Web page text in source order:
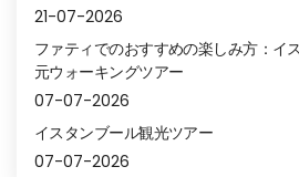
21-07-2026
ファティでのおすすめの楽しみ方：イ
元ウォーキングツアー
07-07-2026
イスタンブール観光ツアー
07-07-2026